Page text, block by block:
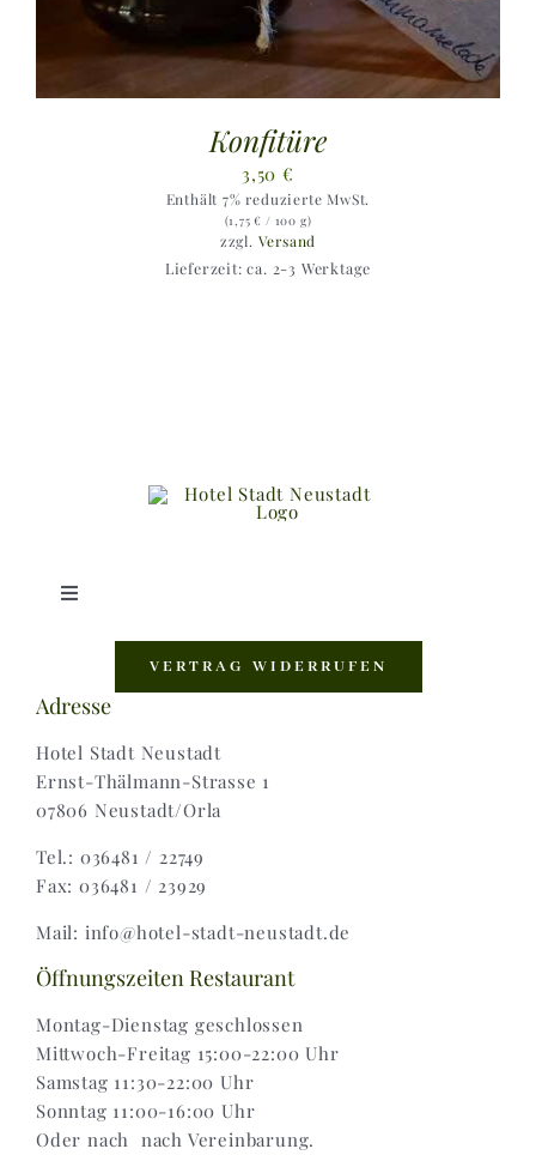
Konfitüre
3,50€
Enthält 7% reduzierte MwSt.
(1,75€ / 100 g)
zzgl. Versand
Lieferzeit: ca. 2-3 Werktage
Toggle
Zahlungsweisen |
Widerruf |
Versand & Lieferung
VERTRAG WIDERRUFEN
Adresse
Hotel Stadt Neustadt
Ernst-Thälmann-Strasse 1
07806 Neustadt/Orla
Tel.: 036481 / 22749
Fax: 036481 / 23929
Mail: info@hotel-stadt-neustadt.de
Öffnungszeiten Restaurant
Montag-Dienstag geschlossen
Mittwoch-Freitag 15:00-22:00 Uhr
Samstag 11:30-22:00 Uhr
Sonntag 11:00-16:00 Uhr
Oder nach nach Vereinbarung.